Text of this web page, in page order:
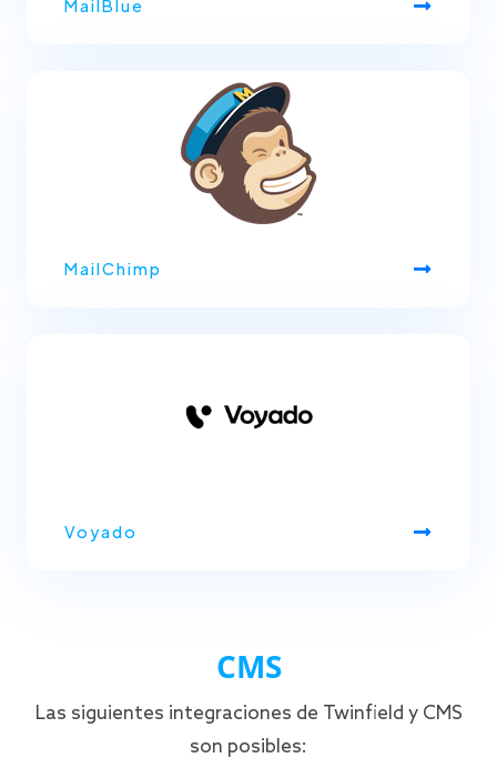
MailBlue
MailChimp
Voyado
CMS
Las siguientes integraciones de Twinfield y CMS
son posibles: